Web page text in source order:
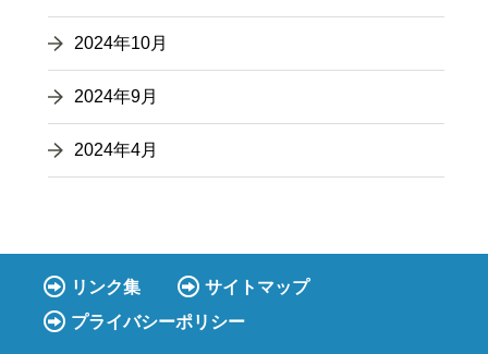
2024年10月
2024年9月
2024年4月
リンク集
サイトマップ
プライバシーポリシー